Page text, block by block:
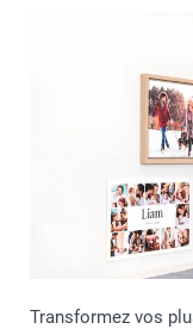
Transformez vos